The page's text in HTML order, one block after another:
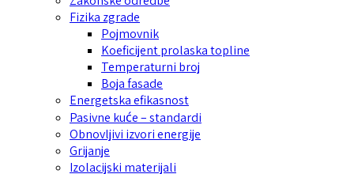
Fizika zgrade
Pojmovnik
Koeficijent prolaska topline
Temperaturni broj
Boja fasade
Energetska efikasnost
Pasivne kuće – standardi
Obnovljivi izvori energije
Grijanje
Izolacijski materijali